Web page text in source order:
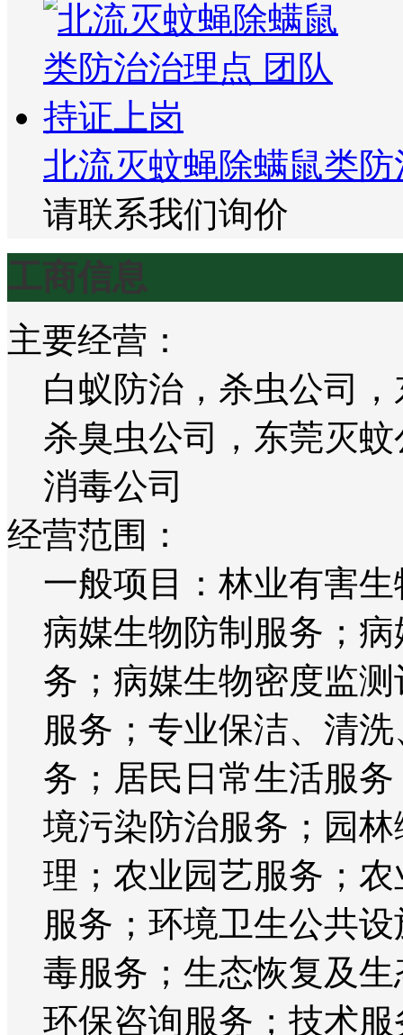
北流灭蚊蝇除螨鼠类
请联系我们询价
工商信息
主要经营：
白蚁防治，杀虫公司
杀臭虫公司，东莞灭
消毒公司
经营范围：
一般项目：林业有害
病媒生物防制服务；
务；病媒生物密度监
服务；专业保洁、清
务；居民日常生活服
境污染防治服务；园
理；农业园艺服务；
服务；环境卫生公共
毒服务；生态恢复及
环保咨询服务；技术